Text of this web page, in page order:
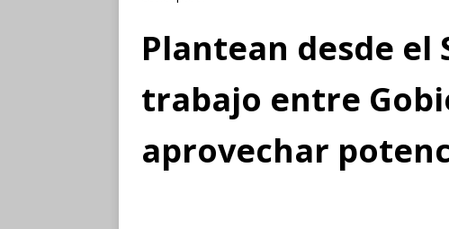
Plantean desde el
trabajo entre
aprovechar